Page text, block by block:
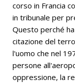
corso in Francia
in tribunale per
Questo perché
citazione del
l'uomo che nel
persone
oppressione, la